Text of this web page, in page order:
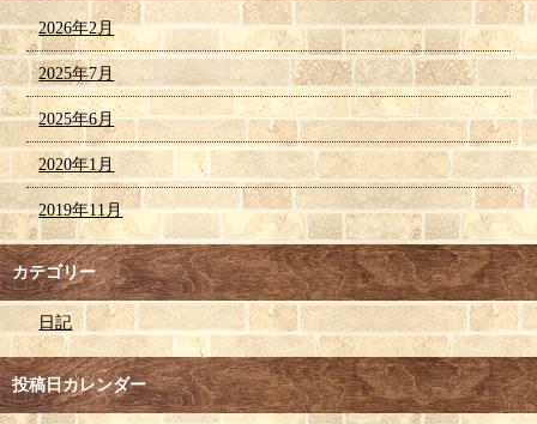
2026年2月
2025年7月
2025年6月
2020年1月
2019年11月
カテゴリー
日記
投稿日カレンダー